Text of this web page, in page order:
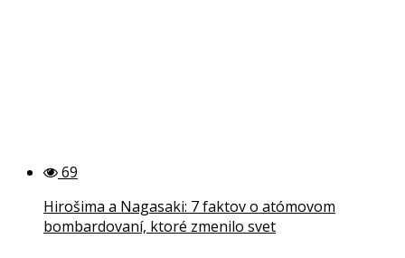
69
Hirošima a Nagasaki: 7 faktov o atómovom
bombardovaní, ktoré zmenilo svet